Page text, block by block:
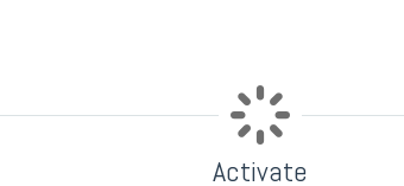
Activate